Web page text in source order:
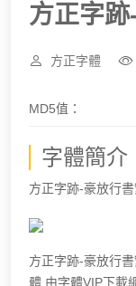
方正字
方正字體
MD5值：
字體簡介
方正字跡-豪放行
方正字跡-豪放行
體,由字體VIP下載